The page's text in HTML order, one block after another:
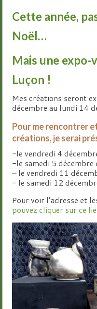
Groupes
Livre d’or
Contact
Cette année,
Noël…
Mais une expo-
Luçon !
Mes créations seront
décembre au lundi 14
Pour me rencontrer
créations, je serai
-le vendredi 4
-le samedi 5 décembre
– le vendredi 11
– le samedi 12
Pour voir l’adresse et
pouvez cliquer sur ce